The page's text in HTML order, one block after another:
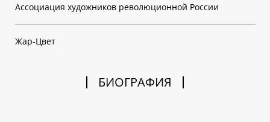
Ассоциация художников революционной России
Жар-Цвет
БИОГРАФИЯ